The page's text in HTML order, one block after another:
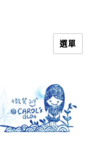
選單